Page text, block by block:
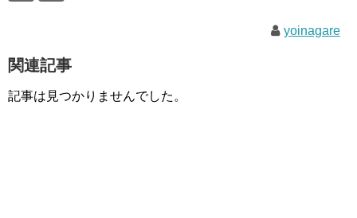
yoinagare
関連記事
記事は見つかりませんでした。